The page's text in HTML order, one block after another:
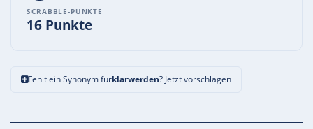
SCRABBLE-PUNKTE
16 Punkte
Fehlt ein Synonym fürklarwerden? Jetzt vorschlagen